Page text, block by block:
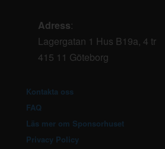
Adress:
Lagergatan 1 Hus B19a, 4 tr
415 11 Göteborg
Kontakta oss
FAQ
Läs mer om Sponsorhuset
Privacy Policy